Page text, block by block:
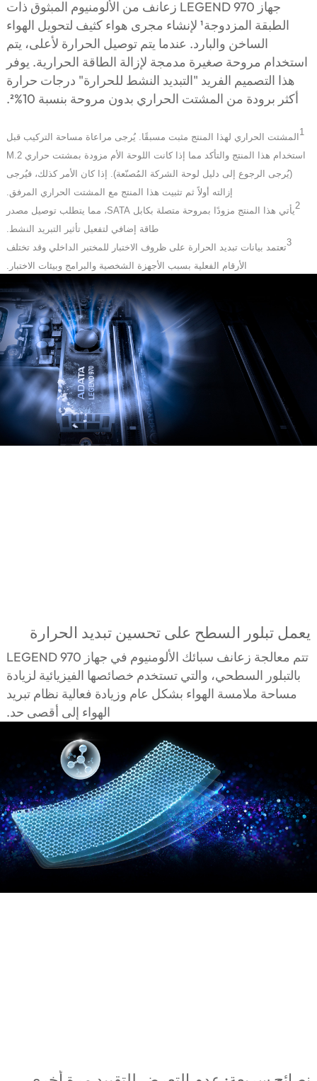
جهاز LEGEND 970 زعانف من الألومنيوم المبثوق ذات
الطبقة المزدوجة¹ لإنشاء مجرى هواء كثيف لتحويل الهواء
الساخن والبارد. عندما يتم توصيل الحرارة لأعلى، يتم
استخدام مروحة صغيرة مدمجة لإزالة الطاقة الحرارية. يوفر
هذا التصميم الفريد "التبديد النشط للحرارة" درجات حرارة
أكثر برودة من المشتت الحراري بدون مروحة بنسبة 10%².
1 المشتت الحراري لهذا المنتج مثبت مسبقًا .يُرجى مراعاة مساحة التركيب قبل
استخدام هذا المنتج والتأكد مما إذا كانت اللوحة الأم مزودة بمشتت حراري M.2
(يُرجى الرجوع إلى دليل لوحة الشركة المُصنّعة). إذا كان الأمر كذلك، فيُرجى
إزالته أولاً ثم تثبيت هذا المنتج مع المشتت الحراري المرفق
2يأتي هذا المنتج مزودًا بمروحة متصلة بكابل ، مما يتطلب توصيل مصدر
طاقة
إضافي لتفعيل تأثير التبريد النشط
3تعتمد بيانات تبديد الحرارة على ظروف الاختبار للمختبر الداخلي وقد تختلف
الأرقام
الفعلية بسبب الأجهزة الشخصية والبرامج وبيئات الاختبار
يعمل تبلور السطح على تحسين تبديد الحرارة
تتم معالجة زعانف سبائك الألومنيوم في جهاز LEGEND 970
بالتبلور السطحي، والتي تستخدم خصائصها الفيزيائية لزيادة
مساحة ملامسة الهواء بشكل عام وزيادة فعالية نظام تبريد
الهواء إلى أقصى حد.